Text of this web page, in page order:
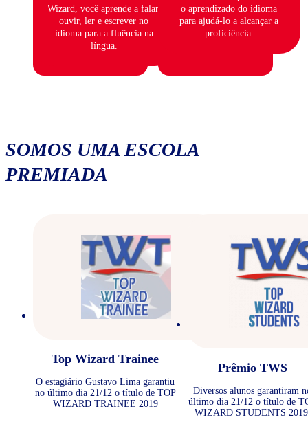
Wizard, você aprende a falar,
ouvir, ler e escrever no
idioma para a fluência na
língua.
o aprendizado do idioma
para ajudá-lo a alcançar a
proficiência.
SOMOS UMA ESCOLA
PREMIADA
Top Wizard Trainee
O estagiário Gustavo Lima garantiu
no último dia 21/12 o título de TOP
WIZARD TRAINEE 2019
Prêmio TWS
Diversos alunos garantiram
último dia 21/12 o título de
WIZARD STUDENTS